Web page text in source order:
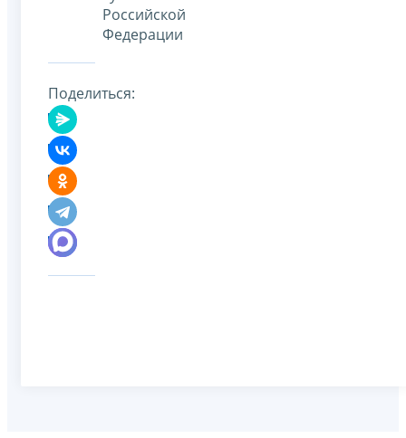
Российской
Федерации
Поделиться: